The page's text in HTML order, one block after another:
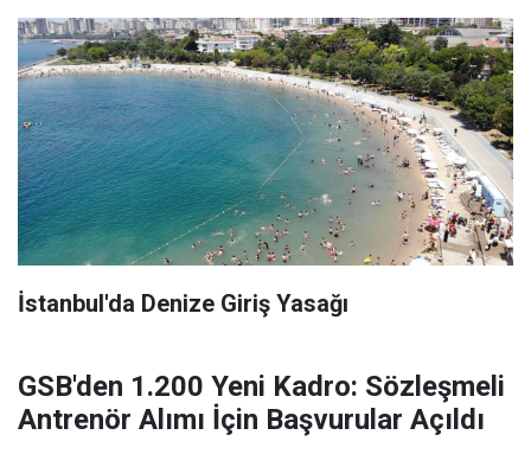
İstanbul'da Denize Giriş Yasağı
GSB'den 1.200 Yeni Kadro: Sözleşmeli
Antrenör Alımı İçin Başvurular Açıldı